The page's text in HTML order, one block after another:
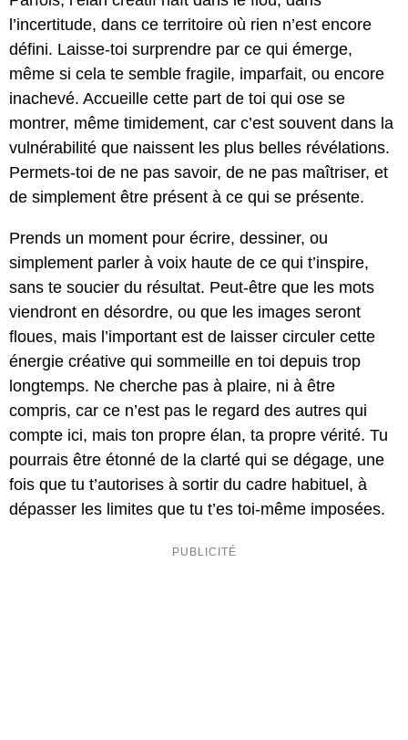
l’incertitude, dans ce territoire où rien n’est encore
défini. Laisse-toi surprendre par ce qui émerge,
même si cela te semble fragile, imparfait, ou encore
inachevé. Accueille cette part de toi qui ose se
montrer, même timidement, car c’est souvent dans la
vulnérabilité que naissent les plus belles révélations.
Permets-toi de ne pas savoir, de ne pas maîtriser, et
de simplement être présent à ce qui se présente.
Prends un moment pour écrire, dessiner, ou
simplement parler à voix haute de ce qui t’inspire,
sans te soucier du résultat. Peut-être que les mots
viendront en désordre, ou que les images seront
floues, mais l’important est de laisser circuler cette
énergie créative qui sommeille en toi depuis trop
longtemps. Ne cherche pas à plaire, ni à être
compris, car ce n’est pas le regard des autres qui
compte ici, mais ton propre élan, ta propre vérité. Tu
pourrais être étonné de la clarté qui se dégage, une
fois que tu t’autorises à sortir du cadre habituel, à
dépasser les limites que tu t’es toi-même imposées.